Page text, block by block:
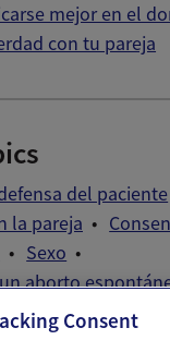
mejor en el
con tu pareja
del paciente
la pareja
Sexo
aborto
Consent